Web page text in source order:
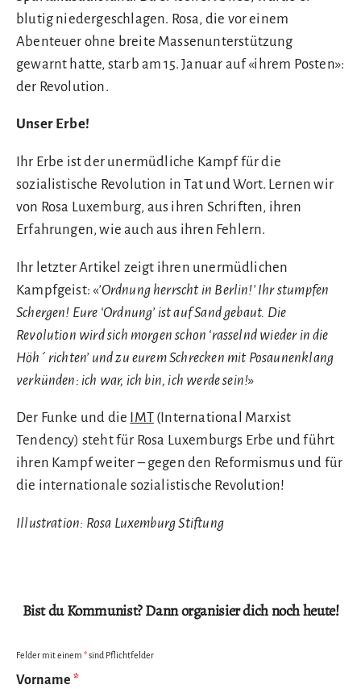
blutig niedergeschlagen. Rosa, die vor einem
Abenteuer ohne breite Massenunterstützung
gewarnt hatte, starb am 15. Januar auf «ihrem Posten»:
der Revolution.
Unser Erbe!
Ihr Erbe ist der unermüdliche Kampf für die
sozialistische Revolution in Tat und Wort. Lernen wir
von Rosa Luxemburg, aus ihren Schriften, ihren
Erfahrungen, wie auch aus ihren Fehlern.
Ihr letzter Artikel zeigt ihren unermüdlichen
Kampfgeist: «’Ordnung herrscht in Berlin!’ Ihr stumpfen
Schergen! Eure ‘Ordnung’ ist auf Sand gebaut. Die
Revolution wird sich morgen schon ‘rasselnd wieder in die
Höh´ richten’ und zu eurem Schrecken mit Posaunenklang
verkünden: ich war, ich bin, ich werde sein!»
Der Funke und die IMT(International Marxist
Tendency) steht für Rosa Luxemburgs Erbe und führt
ihren Kampf weiter – gegen den Reformismus und für
die internationale sozialistische Revolution!
Illustration: Rosa Luxemburg Stiftung
Bist du Kommunist? Dann organisier dich noch heute!
Felder mit einem *sind Pflichtfelder
Vorname *